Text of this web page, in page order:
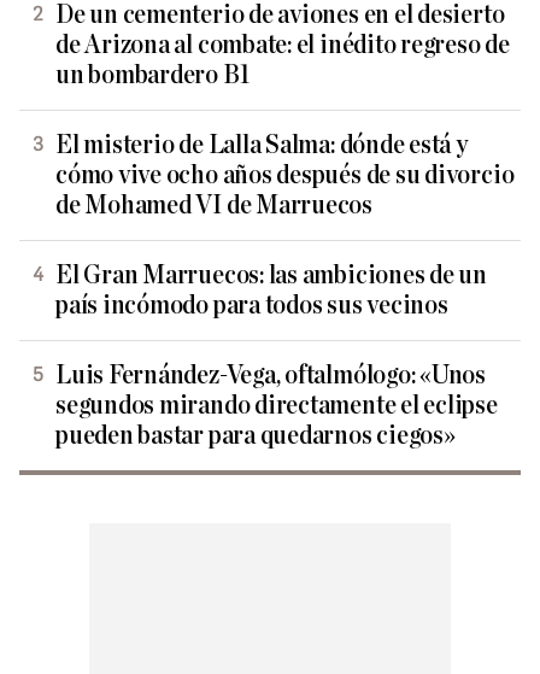
De un cementerio de aviones en el desierto
de Arizona al combate: el inédito regreso de
un bombardero B1
El misterio de Lalla Salma: dónde está y
cómo vive ocho años después de su divorcio
de Mohamed VI de Marruecos
El Gran Marruecos: las ambiciones de un
país incómodo para todos sus vecinos
Luis Fernández-Vega, oftalmólogo: «Unos
segundos mirando directamente el eclipse
pueden bastar para quedarnos ciegos»